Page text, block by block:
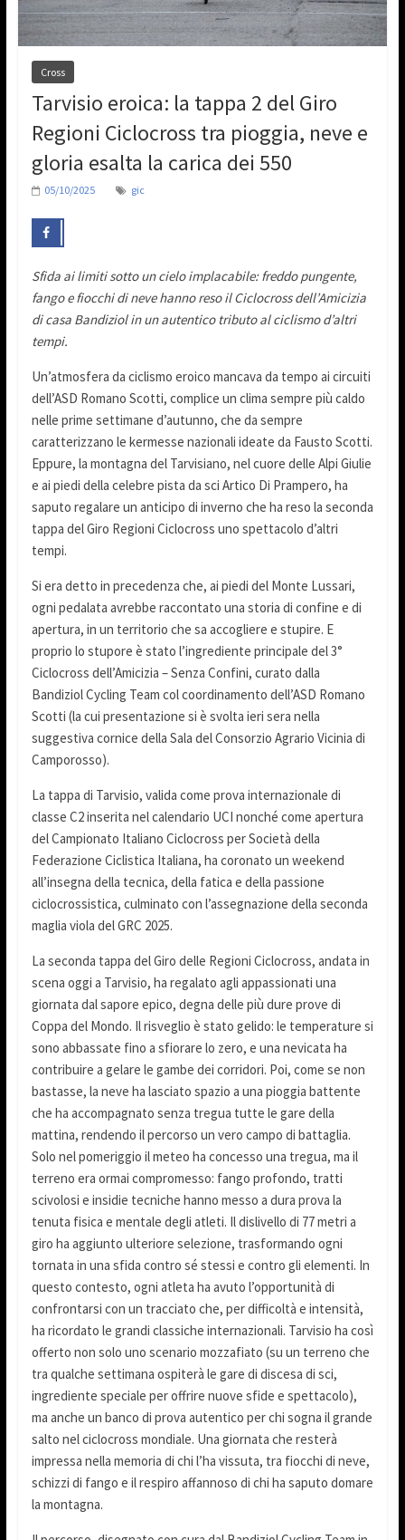
Cross
Tarvisio eroica: la tappa 2 del Giro
Regioni Ciclocross tra pioggia, neve e
gloria esalta la carica dei 550
05/10/2025 gic
Sfida ai limiti sotto un cielo implacabile: freddo pungente,
fango e fiocchi di neve hanno reso il Ciclocross dell’Amicizia
di casa Bandiziol in un autentico tributo al ciclismo d’altri
tempi.
Un’atmosfera da ciclismo eroico mancava da tempo ai circuiti
dell’ASD Romano Scotti, complice un clima sempre più caldo
nelle prime settimane d’autunno, che da sempre
caratterizzano le kermesse nazionali ideate da Fausto Scotti.
Eppure, la montagna del Tarvisiano, nel cuore delle Alpi Giulie
e ai piedi della celebre pista da sci Artico Di Prampero, ha
saputo regalare un anticipo di inverno che ha reso la seconda
tappa del Giro Regioni Ciclocross uno spettacolo d’altri
tempi.
Si era detto in precedenza che, ai piedi del Monte Lussari,
ogni pedalata avrebbe raccontato una storia di confine e di
apertura, in un territorio che sa accogliere e stupire. E
proprio lo stupore è stato l’ingrediente principale del 3°
Ciclocross dell’Amicizia – Senza Confini, curato dalla
Bandiziol Cycling Team col coordinamento dell’ASD Romano
Scotti (la cui presentazione si è svolta ieri sera nella
suggestiva cornice della Sala del Consorzio Agrario Vicinia di
Camporosso).
La tappa di Tarvisio, valida come prova internazionale di
classe C2 inserita nel calendario UCI nonché come apertura
del Campionato Italiano Ciclocross per Società della
Federazione Ciclistica Italiana, ha coronato un weekend
all’insegna della tecnica, della fatica e della passione
ciclocrossistica, culminato con l’assegnazione della seconda
maglia viola del GRC 2025.
La seconda tappa del Giro delle Regioni Ciclocross, andata in
scena oggi a Tarvisio, ha regalato agli appassionati una
giornata dal sapore epico, degna delle più dure prove di
Coppa del Mondo. Il risveglio è stato gelido: le temperature si
sono abbassate fino a sfiorare lo zero, e una nevicata ha
contribuire a gelare le gambe dei corridori. Poi, come se non
bastasse, la neve ha lasciato spazio a una pioggia battente
che ha accompagnato senza tregua tutte le gare della
mattina, rendendo il percorso un vero campo di battaglia.
Solo nel pomeriggio il meteo ha concesso una tregua, ma il
terreno era ormai compromesso: fango profondo, tratti
scivolosi e insidie tecniche hanno messo a dura prova la
tenuta fisica e mentale degli atleti. Il dislivello di 77 metri a
giro ha aggiunto ulteriore selezione, trasformando ogni
tornata in una sfida contro sé stessi e contro gli elementi. In
questo contesto, ogni atleta ha avuto l’opportunità di
confrontarsi con un tracciato che, per difficoltà e intensità,
ha ricordato le grandi classiche internazionali. Tarvisio ha così
offerto non solo uno scenario mozzafiato (su un terreno che
tra qualche settimana ospiterà le gare di discesa di sci,
ingrediente speciale per offrire nuove sfide e spettacolo),
ma anche un banco di prova autentico per chi sogna il grande
salto nel ciclocross mondiale. Una giornata che resterà
impressa nella memoria di chi l’ha vissuta, tra fiocchi di neve,
schizzi di fango e il respiro affannoso di chi ha saputo domare
la montagna.